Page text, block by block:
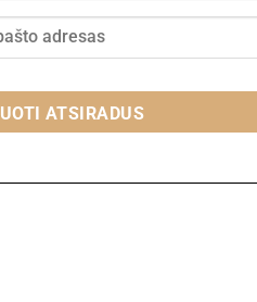
ATSIRADUS